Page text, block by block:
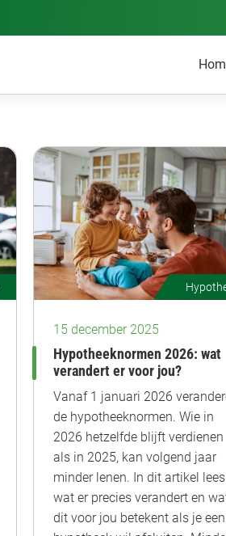
15 december 2025
Hypotheeknormen 2026: wat
verandert er voor jou?
Vanaf 1 januari 2026
de hypotheeknormen. Wie in
2026 hetzelfde blijft verdienen
als in 2025, kan volgend jaar
minder lenen. In dit artikel
wat er precies verandert en
dit voor jou betekent als je een